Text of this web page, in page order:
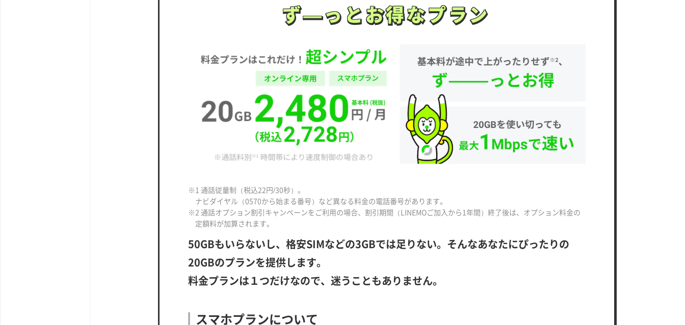
ず—っとお得なプラン
ず—っとお得なプラン
※1 通話従量制（税込22円/30秒）。
ナビダイヤル（0570から始まる番号）など異なる料金の電話番号があります。
※2 通話オプション割引キャンペーンをご利用の場合、割引期間（LINEMOご加入から1年間）終了後は、オプション料金の
定額料が加算されます。
50GBもいらないし、格安SIMなどの3GBでは足りない。そんなあなたにぴったりの
20GBのプランを提供します。
料金プランは１つだけなので、迷うこともありません。
スマホプランについて